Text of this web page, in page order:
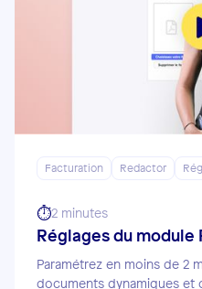
Facturation Redactor
⏱️2 minutes
Réglages du module
Paramétrez en moins de 2
documents dynamiques et